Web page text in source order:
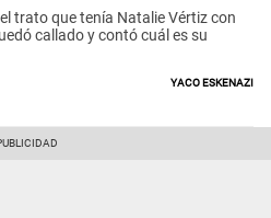
trato que tenía Natalie Vértiz con
callado y contó cuál es su
Yaco Eskenazi